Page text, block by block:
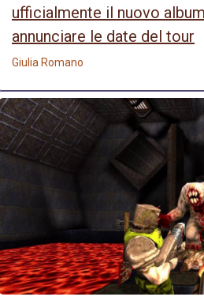
ufficialmente il nuovo
annunciare le date del tour
Giulia Romano